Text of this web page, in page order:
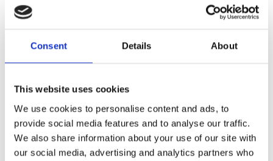
Consent Details About
This website uses cookies
We use cookies to personalise content and ads, to
provide social media features and to analyse our traffic.
We also share information about your use of our site with
our social media, advertising and analytics partners who
Webbplats
webbläsare till nästa gång jag skriver en kommentar.
Rejält mer i plånboken om du som företagare jobbar några
år till efter 66
Försäkringsvärde på lager